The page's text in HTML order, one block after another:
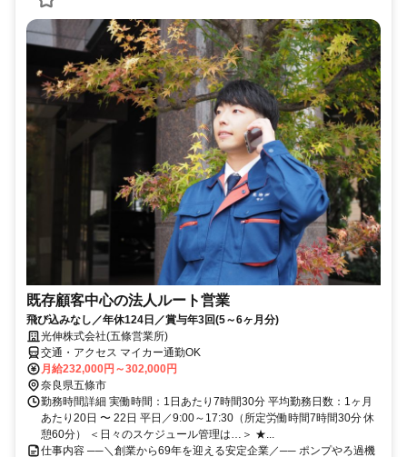
既存顧客中心の法人ルート営業
飛び込みなし／年休124日／賞与年3回(5～6ヶ月分)
光伸株式会社(五條営業所)
交通・アクセス マイカー通勤OK
月給232,000円～302,000円
奈良県五條市
勤務時間詳細 実働時間：1日あたり7時間30分 平均勤務日数：1ヶ月
あたり20日 〜 22日 平日／9:00～17:30（所定労働時間7時間30分 休
憩60分） ＜日々のスケジュール管理は…＞ ★...
仕事内容 ──＼創業から69年を迎える安定企業／── ポンプやろ過機